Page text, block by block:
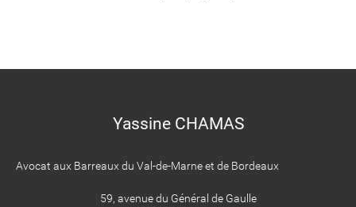
Yassine CHAMAS
Avocat aux Barreaux du Val-de-Marne et de Bordeaux
59, avenue du Général de Gaulle